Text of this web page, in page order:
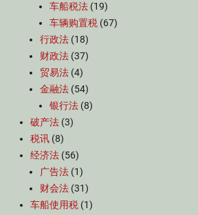
车船税法 (19)
车辆购置税 (67)
行政法 (18)
财政法 (37)
贸易法 (4)
金融法 (54)
银行法 (8)
破产法 (3)
税讯 (8)
经济法 (56)
广告法 (1)
财会法 (31)
车船使用税 (1)